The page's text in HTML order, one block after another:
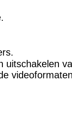
uitschakelen